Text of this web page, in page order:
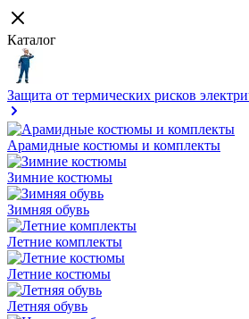
Каталог
Защита от термических рисков
Арамидные костюмы и комплекты
Зимние костюмы
Зимняя обувь
Летние комплекты
Летние костюмы
Летняя обувь